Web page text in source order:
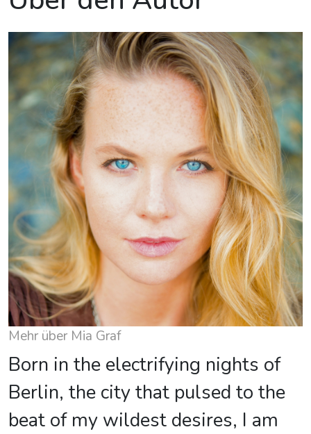
Mehr über Mia Graf
Born in the electrifying nights of
Berlin, the city that pulsed to the
beat of my wildest desires, I am